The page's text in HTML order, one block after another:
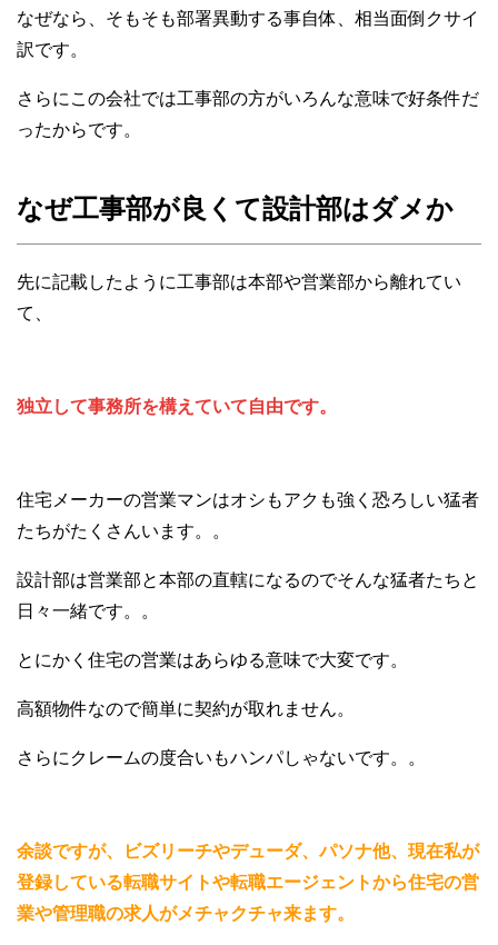
なぜなら、そもそも部署異動する事自体、相当面倒クサイ
訳です。
さらにこの会社では工事部の方がいろんな意味で好条件だ
ったからです。
なぜ工事部が良くて設計部はダメか
先に記載したように工事部は本部や営業部から離れてい
て、
独立して事務所を構えていて自由です。
住宅メーカーの営業マンはオシもアクも強く恐ろしい猛者
たちがたくさんいます。。
設計部は営業部と本部の直轄になるのでそんな猛者たちと
日々一緒です。。
とにかく住宅の営業はあらゆる意味で大変です。
高額物件なので簡単に契約が取れません。
さらにクレームの度合いもハンパしゃないです。。
余談ですが、ビズリーチやデューダ、パソナ他、現在私が
登録している転職サイトや転職エージェントから住宅の営
業や管理職の求人がメチャクチャ来ます。